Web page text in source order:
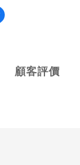
顧客評價